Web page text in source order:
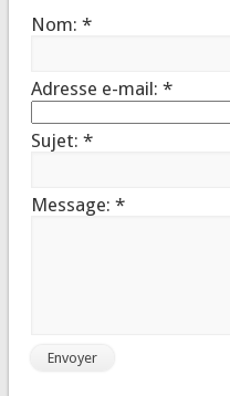
Nom: *
Adresse e-mail: *
Sujet: *
Message: *